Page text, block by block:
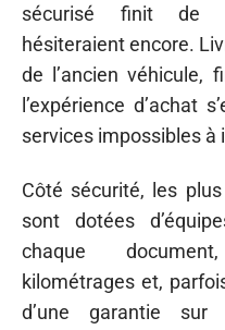
sécurisé finit de
hésiteraient encore.
de l’ancien véhicule,
l’expérience d’achat
services impossibles à
Côté sécurité, les
sont dotées
chaque
kilométrages et,
d’une garantie sur